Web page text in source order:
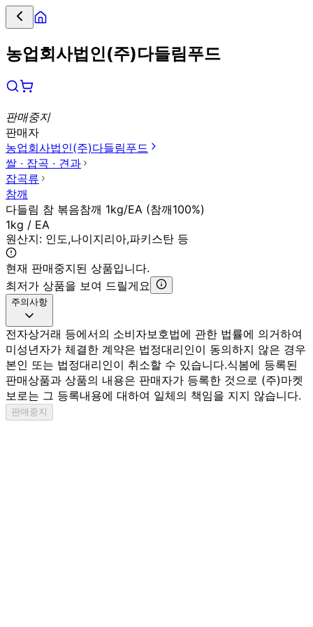
농업회사법인(주)다들림푸드
판매중지
판매자
농업회사법인(주)다들림푸드
쌀 ∙ 잡곡 ∙ 견과
잡곡류
참깨
다들림 참 볶음참깨 1kg/EA (참깨100%)
1kg / EA
원산지: 인도,나이지리아,파키스탄 등
현재 판매중지된 상품입니다.
최저가 상품을 보여 드릴게요
주의사항
전자상거래 등에서의 소비자보호법에 관한 법률에 의거하여
미성년자가 체결한 계약은 법정대리인이 동의하지 않은 경우
본인 또는 법정대리인이 취소할 수 있습니다.식봄에 등록된
판매상품과 상품의 내용은 판매자가 등록한 것으로 (주)마켓
보로는 그 등록내용에 대하여 일체의 책임을 지지 않습니다.
판매중지